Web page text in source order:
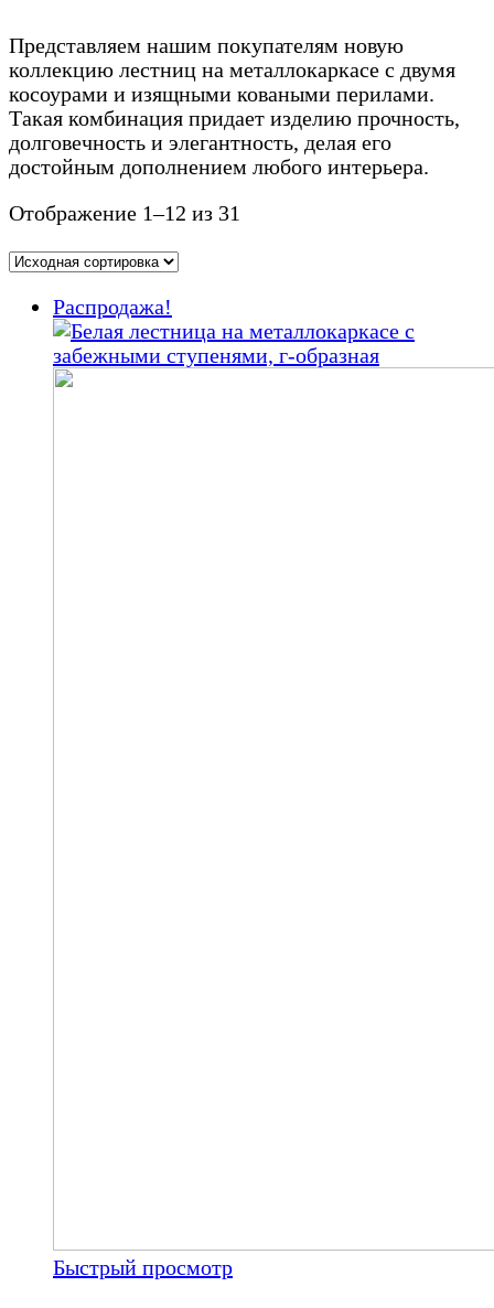
Представляем нашим покупателям новую
коллекцию лестниц на металлокаркасе с двумя
косоурами и изящными коваными перилами.
Такая комбинация придает изделию прочность,
долговечность и элегантность, делая его
достойным дополнением любого интерьера.
Отображение 1–12 из 31
Распродажа!
Быстрый просмотр